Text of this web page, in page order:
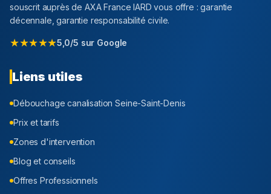
souscrit auprès de AXA France IARD vous offre : garantie
décennale, garantie responsabilité civile.
★★★★★5,0/5 sur Google
Liens utiles
Débouchage canalisationSeine-Saint-Denis
Prix et tarifs
Zones d'intervention
Blog et conseils
Offres Professionnels